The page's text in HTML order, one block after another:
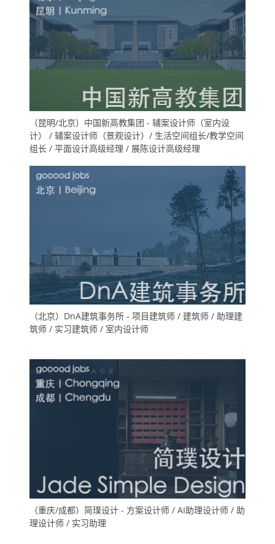
（昆明/北京）中国新高教集团 - 辅案设计师（室内设
计） / 辅案设计师（景观设计）/ 生活空间组长/教学空间
组长 / 平面设计高级经理 / 展陈设计高级经理
（北京）DnA建筑事务所 - 项目建筑师 / 建筑师 / 助理建
筑师 / 实习建筑师 / 室内设计师
（重庆/成都）简璞设计 - 方案设计师 / AI助理设计师 / 助
理设计师 / 实习助理